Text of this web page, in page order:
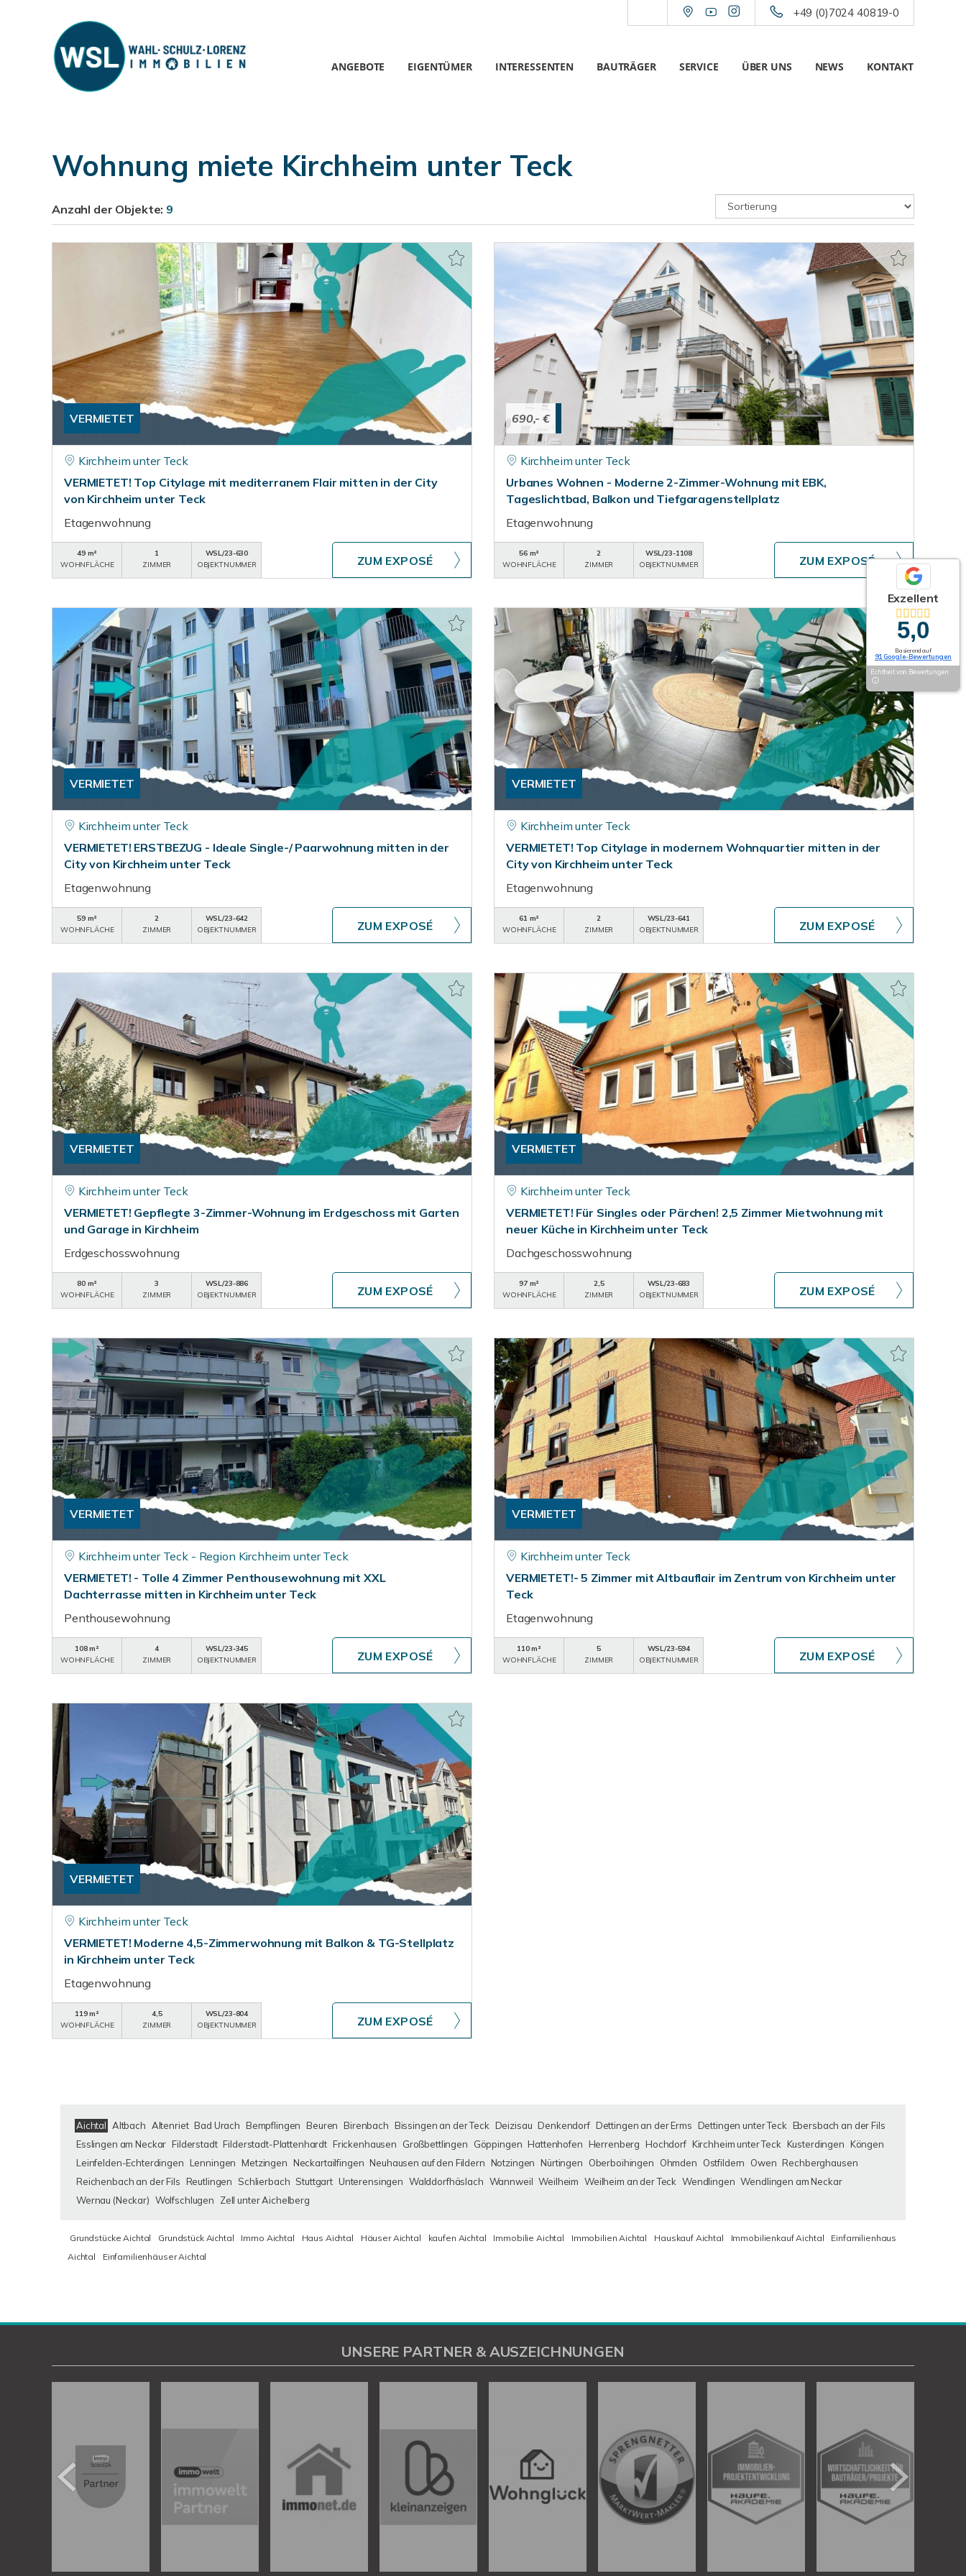
+49 (0)7024 40819-0
ANGEBOTE EIGENTÜMER INTERESSENTEN BAUTRÄGER SERVICE ÜBER UNS NEWS KONTAKT
Wohnung miete Kirchheim unter Teck
Anzahl der Objekte: 9
VERMIETET
Kirchheim unter Teck
VERMIETET! Top Citylage mit mediterranem Flair mitten in der City
von Kirchheim unter Teck
Etagenwohnung
49 m²
WOHNFLÄCHE
1
ZIMMER
WSL/23-630
OBJEKTNUMMER
ZUM EXPOSÉ
690,- €
Kirchheim unter Teck
Urbanes Wohnen - Moderne 2-Zimmer-Wohnung mit EBK,
Tageslichtbad, Balkon und Tiefgaragenstellplatz
Etagenwohnung
56 m²
WOHNFLÄCHE
2
ZIMMER
WSL/23-1108
OBJEKTNUMMER
ZUM EXPOSÉ
VERMIETET
Kirchheim unter Teck
VERMIETET! ERSTBEZUG - Ideale Single-/ Paarwohnung mitten in der
City von Kirchheim unter Teck
Etagenwohnung
59 m²
WOHNFLÄCHE
2
ZIMMER
WSL/23-642
OBJEKTNUMMER
ZUM EXPOSÉ
VERMIETET
Kirchheim unter Teck
VERMIETET! Top Citylage in modernem Wohnquartier mitten in der
City von Kirchheim unter Teck
Etagenwohnung
61 m²
WOHNFLÄCHE
2
ZIMMER
WSL/23-641
OBJEKTNUMMER
ZUM EXPOSÉ
VERMIETET
Kirchheim unter Teck
VERMIETET! Gepflegte 3-Zimmer-Wohnung im Erdgeschoss mit Garten
und Garage in Kirchheim
Erdgeschosswohnung
80 m²
WOHNFLÄCHE
3
ZIMMER
WSL/23-886
OBJEKTNUMMER
ZUM EXPOSÉ
VERMIETET
Kirchheim unter Teck
VERMIETET! Für Singles oder Pärchen! 2,5 Zimmer Mietwohnung mit
neuer Küche in Kirchheim unter Teck
Dachgeschosswohnung
97 m²
WOHNFLÄCHE
2,5
ZIMMER
WSL/23-683
OBJEKTNUMMER
ZUM EXPOSÉ
VERMIETET
Kirchheim unter Teck - Region Kirchheim unter Teck
VERMIETET! - Tolle 4 Zimmer Penthousewohnung mit XXL
Dachterrasse mitten in Kirchheim unter Teck
Penthousewohnung
108 m²
WOHNFLÄCHE
4
ZIMMER
WSL/23-345
OBJEKTNUMMER
ZUM EXPOSÉ
VERMIETET
Kirchheim unter Teck
VERMIETET!- 5 Zimmer mit Altbauflair im Zentrum von Kirchheim unter
Teck
Etagenwohnung
110 m²
WOHNFLÄCHE
5
ZIMMER
WSL/23-594
OBJEKTNUMMER
ZUM EXPOSÉ
VERMIETET
Kirchheim unter Teck
VERMIETET! Moderne 4,5-Zimmerwohnung mit Balkon & TG-Stellplatz
in Kirchheim unter Teck
Etagenwohnung
119 m²
WOHNFLÄCHE
4,5
ZIMMER
WSL/23-804
OBJEKTNUMMER
ZUM EXPOSÉ
Aichtal Altbach Altenriet Bad Urach Bempflingen Beuren Birenbach Bissingen an der Teck Deizisau Denkendorf Dettingen an der Erms Dettingen unter Teck
Ebersbach an der Fils
Esslingen am Neckar Filderstadt Filderstadt-Plattenhardt Frickenhausen Großbettlingen Göppingen Hattenhofen Herrenberg Hochdorf Kirchheim unter Teck Kusterdingen
Köngen
Leinfelden-Echterdingen
Lenningen Metzingen Neckartailfingen Neuhausen auf den Fildern Notzingen Nürtingen Oberboihingen Ohmden Ostfildern Owen Rechberghausen
Reichenbach an der Fils
Reutlingen Schlierbach Stuttgart Unterensingen Walddorfhäslach Wannweil Weilheim Weilheim an der Teck Wendlingen Wendlingen am Neckar
Wernau (Neckar) Wolfschlugen Zell unter Aichelberg
Grundstücke Aichtal Grundstück Aichtal Immo Aichtal Haus Aichtal Häuser Aichtal kaufen Aichtal Immobilie Aichtal Immobilien Aichtal Hauskauf Aichtal Immobilienkauf Aichtal
Einfamilienhaus
Aichtal
Einfamilienhäuser Aichtal
Exzellent
5,0
Basierend auf
91 Google-Bewertungen
Echtheit von Bewertungen
UNSERE PARTNER & AUSZEICHNUNGEN